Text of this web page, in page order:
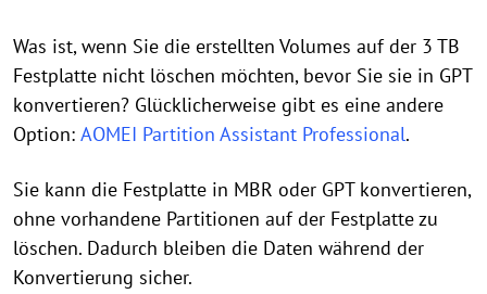
Was ist, wenn Sie die erstellten Volumes auf der 3 TB
Festplatte nicht löschen möchten, bevor Sie sie in GPT
konvertieren? Glücklicherweise gibt es eine andere
Option: AOMEI Partition Assistant Professional.
Sie kann die Festplatte in MBR oder GPT konvertieren,
ohne vorhandene Partitionen auf der Festplatte zu
löschen. Dadurch bleiben die Daten während der
Konvertierung sicher.